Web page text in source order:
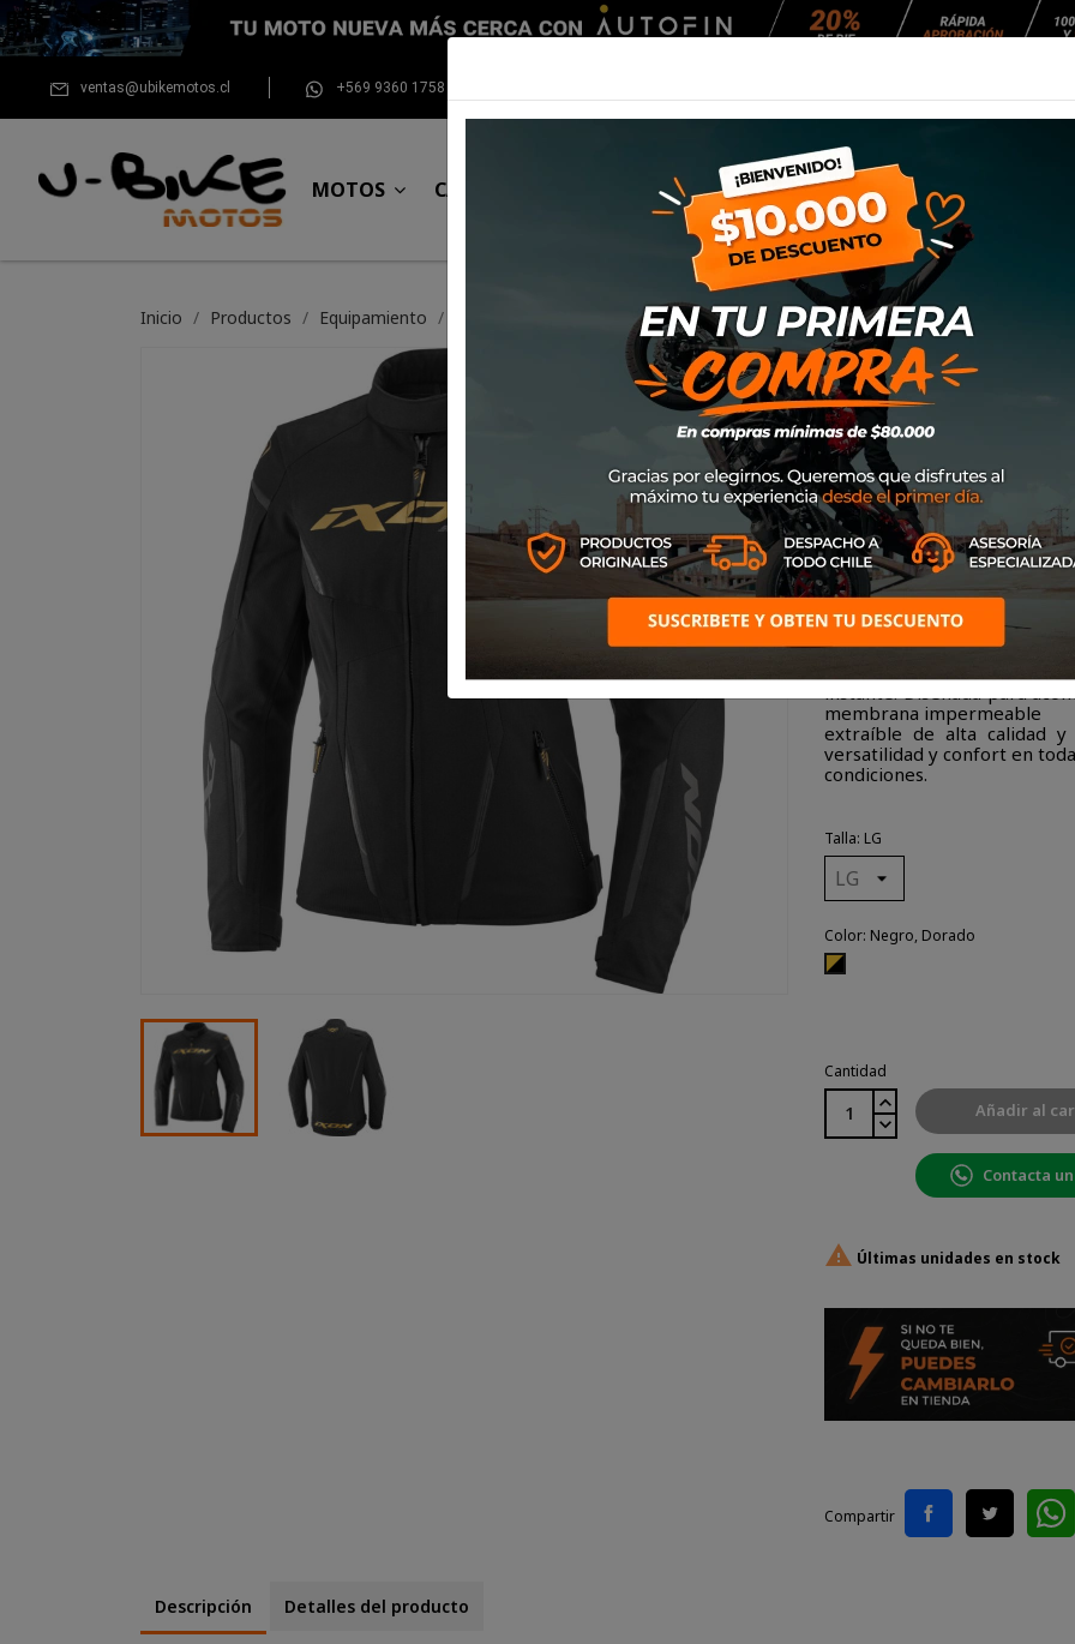
ventas@ubikemotos.cl +569 9360 1758
MOTOS CASCOS EQUIPAMIENTO NEUMÁTICOS MANTENCIÓN
Inicio Productos Equipamiento Chaqueta Ixon Striker 2 Lady
Chaqueta Ixon
SKU1001020851067
$219.000
La STRIKER 2 LADY marca
la colección IXON. Con sus
líneas definidas y su
instante. Diseñada para
membrana impermeable
extraíble de alta calidad y
versatilidad y confort en
condiciones.
Talla: LG
Color: Negro, Dorado
Negro,
Cantidad
Añadir al
Contacta
 Últimas unidades en stock
Compartir
Descripción Detalles del producto